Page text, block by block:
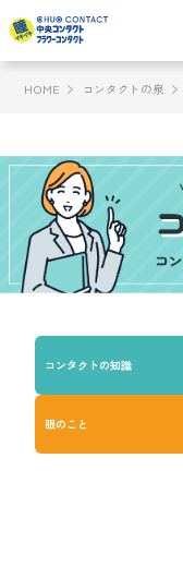
HOME コンタクトの泉
コンタクトの知識
眼のこと